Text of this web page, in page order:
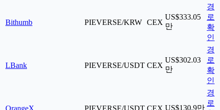
Bithumb PIEVERSE/KRW CEX
US$333.05
만
경
로
확
인
LBank PIEVERSE/USDT CEX
US$302.03
만
경
로
확
인
US$130.9만
경
로